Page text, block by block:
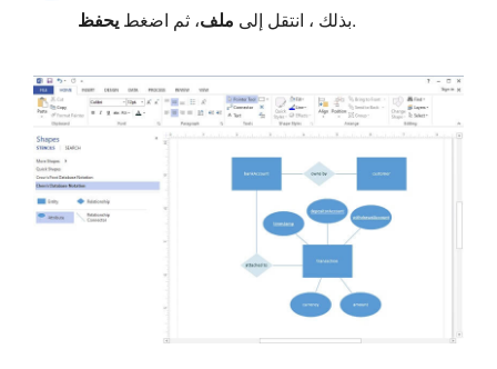
بذلك ، انتقل إلى ملف، ثم اضغط يحفظ .